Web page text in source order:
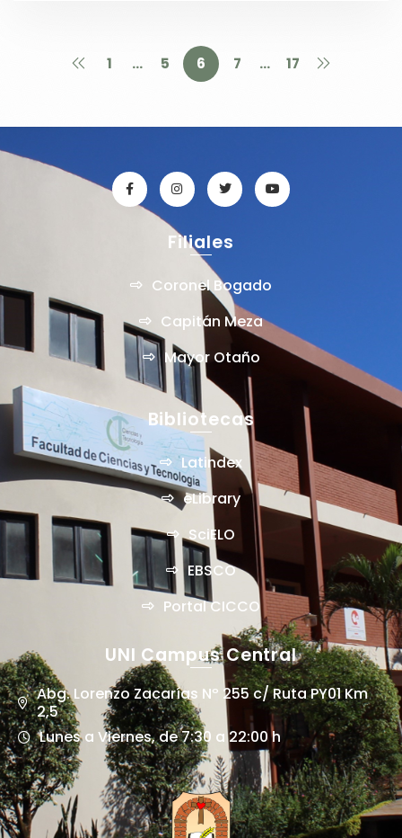
1 … 5 6 7 … 17
Filiales
Coronel Bogado
Capitán Meza
Mayor Otaño
Bibliotecas
Latindex
eLibrary
SciELO
EBSCO
Portal CICCO
UNI Campus Central
Abg. Lorenzo Zacarías Nº 255 c/ Ruta PY01 Km
2,5
Lunes a Viernes, de 7:30 a 22:00 h